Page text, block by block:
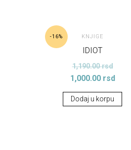
-16% KNJIGE
IDIOT
1,190.00rsd
1,000.00 rsd
Dodaj u korpu